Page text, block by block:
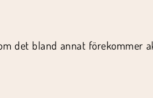
det bland annat förekommer